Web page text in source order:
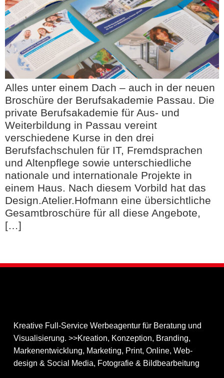
Alles unter einem Dach – auch in der neuen
Broschüre der Berufsakademie Passau. Die
private Berufsakademie für Aus- und
Weiterbildung in Passau vereint
verschiedene Kurse in den drei
Berufsfachschulen für IT, Fremdsprachen
und Altenpflege sowie unterschiedliche
nationale und internationale Projekte in
einem Haus. Nach diesem Vorbild hat das
Design.Atelier.Hofmann eine übersichtliche
Gesamtbroschüre für all diese Angebote,
[…]
Kreative Full-Service Werbeagentur für Beratung und
Visualisierung. >>Kreation, Konzeption, Branding,
Markenentwicklung, Marketing, Print, Online, Web­
design & Social Media, Fotografie & Bildbear­bei­tung